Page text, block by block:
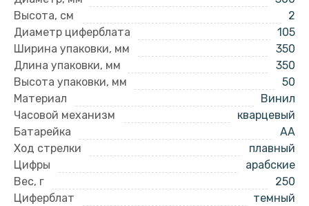
Высота, см
2
Диаметр циферблата
105
Ширина упаковки, мм
350
Длина упаковки, мм
350
Высота упаковки, мм
50
Материал
Винил
Часовой механизм
кварцевый
Батарейка
AA
Ход стрелки
плавный
Цифры
арабские
Вес, г
250
Циферблат
темный